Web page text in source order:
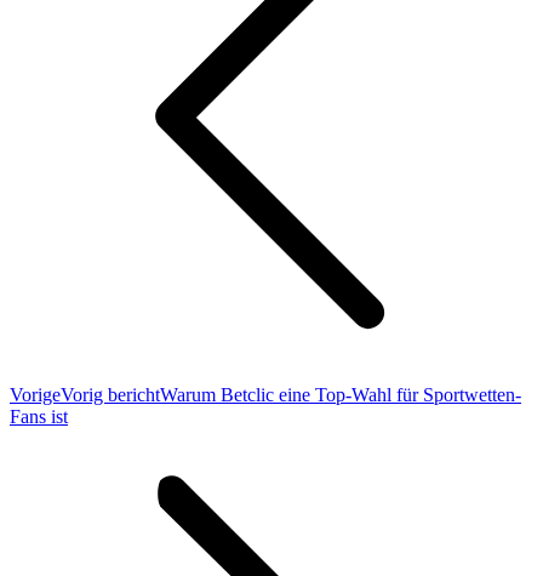
VorigeVorig berichtWarum Betclic eine Top-Wahl für Sportwetten-
Fans ist